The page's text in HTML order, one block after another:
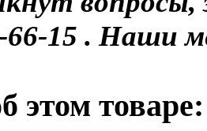
66-15 . Наши
этом товаре: